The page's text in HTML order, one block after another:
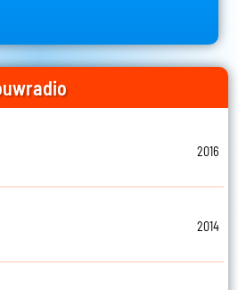
2016
2014